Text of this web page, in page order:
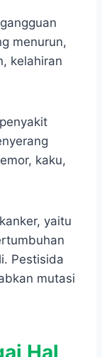
menurun,
kelahiran
kaku,
yaitu
Pestisida
mutasi